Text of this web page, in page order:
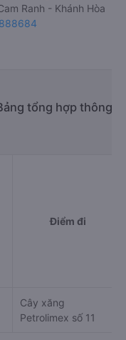
Ranh - Khánh Hòa
tổng hợp thông
Điểm đi
Cây xăng
Petrolimex số 11